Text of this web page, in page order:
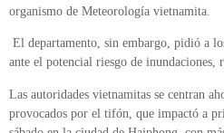
organismo de Meteorología vietnamita.
El departamento, sin embargo, pidió a
ante el potencial riesgo de inundaciones,
Las autoridades vietnamitas se centran
provocados por el tifón, que impactó a